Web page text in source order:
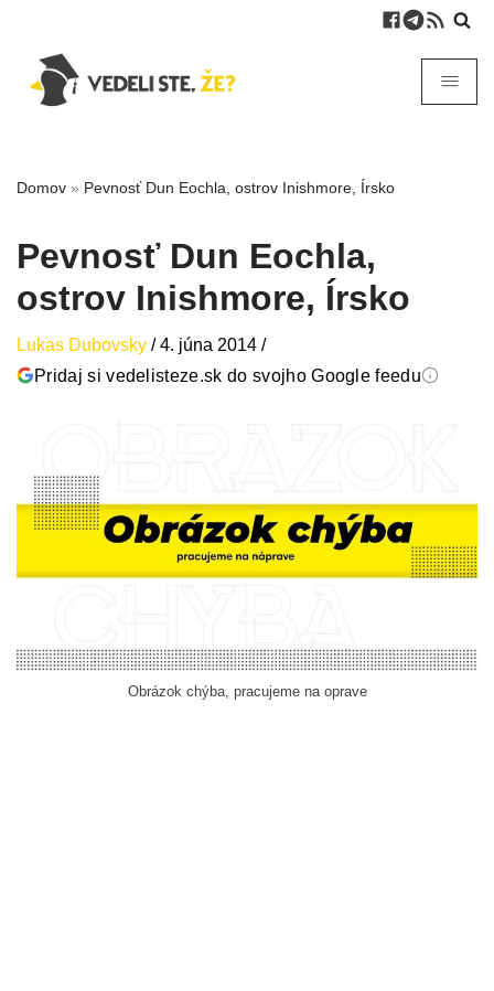
Domov » Pevnosť Dun Eochla, ostrov Inishmore, Írsko
Pevnosť Dun Eochla,
ostrov Inishmore, Írsko
Lukas Dubovsky /4. júna 2014 /
Pridaj si vedelisteze.sk do svojho Google feedu
Obrázok chýba, pracujeme na oprave